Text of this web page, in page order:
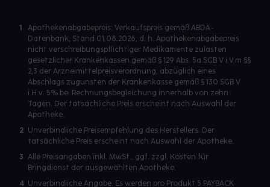
1
Apothekenabgabepreis: Verkaufspreis gemäß ABDA-
Datenbank, Stand 01.08.2026, d. h. Apothekenabgabepreis
nicht verschreibungspflichtiger Medikamente zulasten
gesetzlicher Krankenkassen gemäß § 129 Abs. 5a SGB V i.V.m §§
2,3 der Arzneimittelpreisverordnung, abzüglich eines
Abschlags zugunsten der Krankenkasse gemäß § 130 SGB V
i.H.v. 5% bei Rechnungsbegleichung innerhalb von zehn
Tagen. Der tatsächliche Preis erscheint nach Auswahl der
Apotheke.
2 Unverbindliche Preisempfehlung des Herstellers. Der
tatsächliche Preis erscheint nach Auswahl der Apotheke.
3 Alle Preisangaben inkl. MwSt., ggf. zzgl. Kosten für
Bringdienst der ausgewählten Apotheke.
4 Unverbindliche Angabe. Es werden pro Produkt 5 PAYBACK